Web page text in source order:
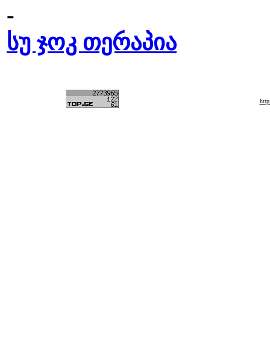
-
სუ ჯოკ თერაპია